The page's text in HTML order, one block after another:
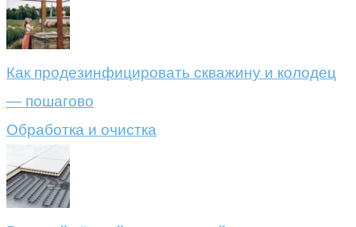
Как продезинфицировать скважину и колодец
— пошагово
Обработка и очистка